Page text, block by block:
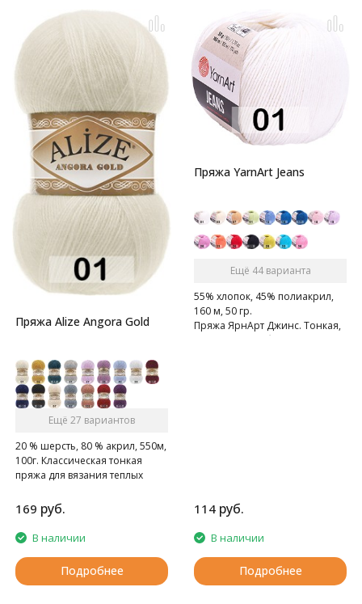
Пряжа Alize Angora Gold
Ещё 27 вариантов
20 % шерсть, 80 % акрил, 550м,
100г. Классическая тонкая
пряжа для вязания теплых
169 руб.
В наличии
Подробнее
Пряжа YarnArt Jeans
Ещё 44 варианта
55% хлопок, 45% полиакрил,
160 м, 50 гр.
Пряжа ЯрнАрт Джинс. Тонкая,
мягкая, слегка бархатистая
114 руб.
В наличии
Подробнее